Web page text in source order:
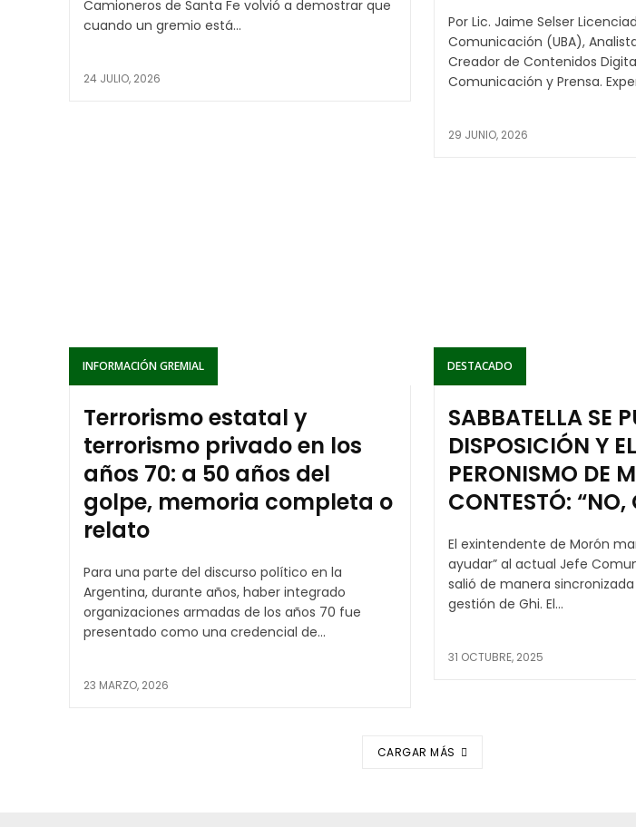
Camioneros de Santa Fe volvió a demostrar que
cuando un gremio está...
24 JULIO, 2026
Por Lic. Jaime Selser
Comunicación (UBA),
Creador de Contenidos
Comunicación y Prensa.
29 JUNIO, 2026
INFORMACIÓN GREMIAL
Terrorismo estatal y
terrorismo privado en los
años 70: a 50 años del
golpe, memoria completa o
relato
Para una parte del discurso político en la
Argentina, durante años, haber integrado
organizaciones armadas de los años 70 fue
presentado como una credencial de...
23 MARZO, 2026
DESTACADO
SABBATELLA SE
DISPOSICIÓN Y EL
PERONISMO DE
CONTESTÓ: “NO,
El exintendente de Morón
ayudar” al actual Jefe
salió de manera
gestión de Ghi. El...
31 OCTUBRE, 2025
CARGAR MÁS